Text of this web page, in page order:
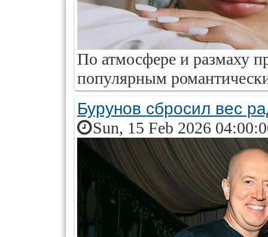
По атмосфере и размаху
популярным
Бурунов сбросил вес
Sun, 15 Feb 2026